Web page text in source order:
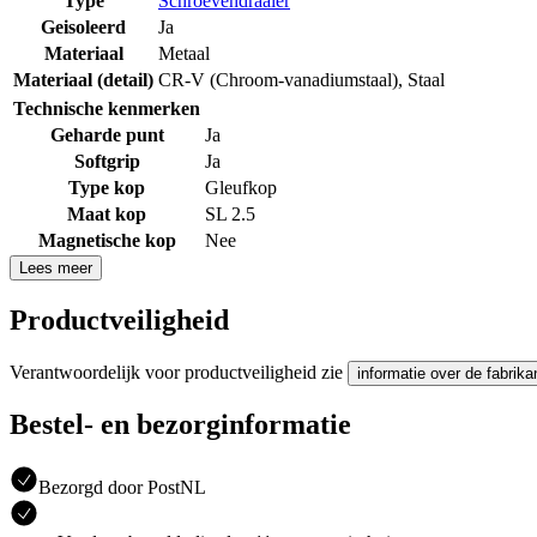
Geisoleerd
Ja
Materiaal
Metaal
Materiaal (detail) CR-V (Chroom-vanadiumstaal), Staal
Technische kenmerken
Geharde punt
Ja
Softgrip
Ja
Type kop
Gleufkop
Maat kop
SL 2.5
Magnetische kop
Nee
Lees meer
Productveiligheid
Verantwoordelijk voor productveiligheid zie informatie over de
Bestel- en bezorginformatie
Bezorgd door PostNL